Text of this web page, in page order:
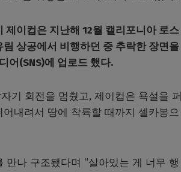
제이컵은 지난해 12월 캘리포니아 로스
림 상공에서 비행하던 중 추락한 장면을
어(SNS)에 업로드 했다.
기 회전을 멈췄고, 제이컵은 욕설을 퍼
내려서 땅에 착륙할 때까지 셀카봉으
나 구조됐다며 “살아있는 게 너무 행